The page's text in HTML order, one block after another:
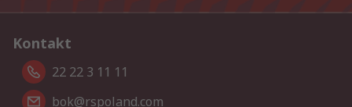
Kontakt
22 22 3 11 11
bok@rspoland.com